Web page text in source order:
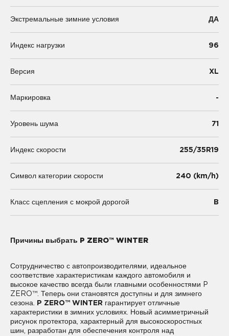
Экстремальные зимние условия ДА
Индекс нагрузки 96
Версия XL
Маркировка -
Уровень шума 71
Индекс скорости 255/35R19
Символ категории скорости 240 (km/h)
Класс сцепления с мокрой дорогой B
Причины выбрать P ZERO™ WINTER
Сотрудничество с автопроизводителями, идеальное
соответствие характеристикам каждого автомобиля и
высокое качество всегда были главными особенностями P
ZERO™. Теперь они становятся доступны и для зимнего
сезона. P ZERO™ WINTER гарантирует отличные
характеристики в зимних условиях. Новый асимметричный
рисунок протектора, характерный для высокоскоростных
шин, разработан для обеспечения контроля над